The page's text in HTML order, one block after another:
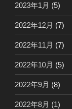
2023年1月 (5)
2022年12月 (7)
2022年11月 (7)
2022年10月 (5)
2022年9月 (8)
2022年8月 (1)